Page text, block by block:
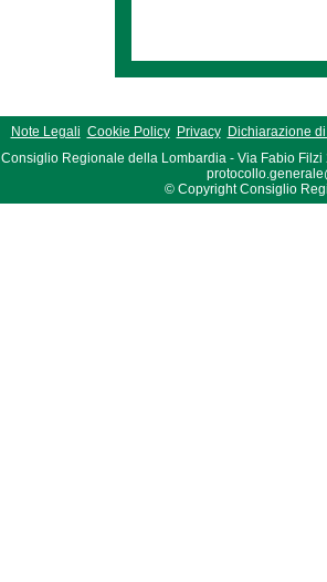
Note Legali Cookie Policy Privacy
Dichiarazione
Consiglio Regionale della Lombardia - Via Fabio Filzi
© Copyright Consiglio